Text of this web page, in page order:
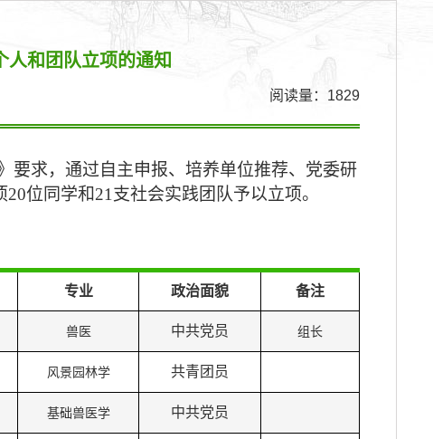
人和团队立项的通知
阅读量： 1829
要求， 通过自主申报、 培养单位推荐、党委研
20位同学和21支社会实践团队予以立项。
专业 政治面貌 备注
兽医 中共党员 组长
风景园林学 共青团员
基础兽医学 中共党员